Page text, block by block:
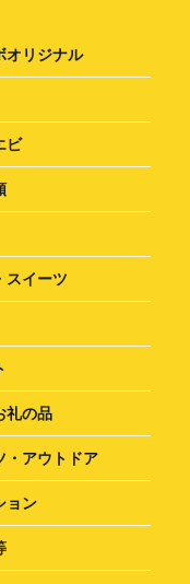
オリジナル
ビ
スイーツ
礼の品
・アウトドア
ョン